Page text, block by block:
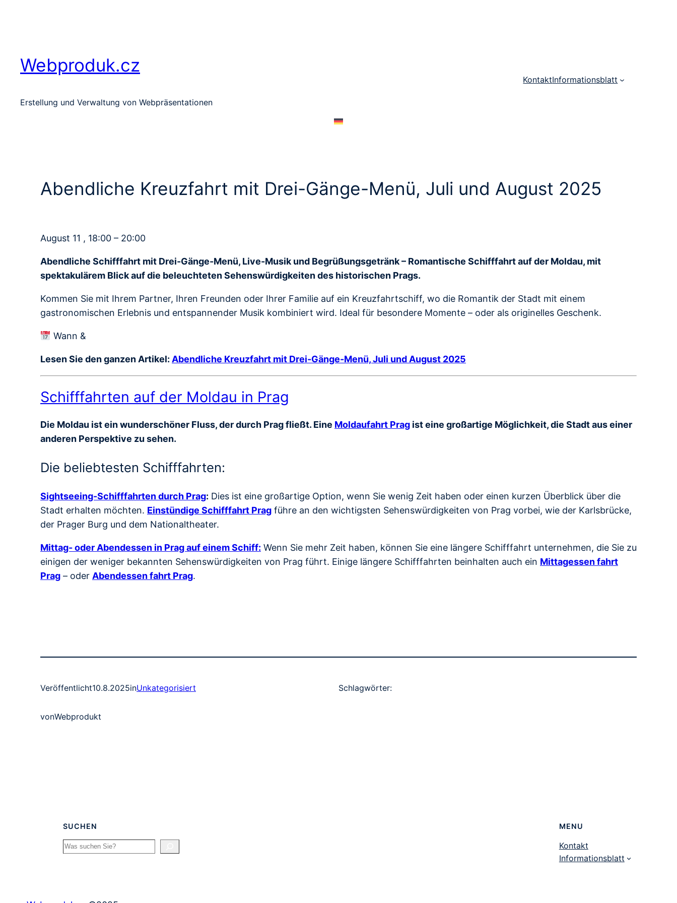
Webproduk.cz
Erstellung und Verwaltung von Webpräsentationen
KontaktInformationsblatt
Abendliche Kreuzfahrt mit Drei-Gänge-Menü, Juli und August 2025
August 11 , 18:00 – 20:00
Abendliche Schifffahrt mit Drei-Gänge-Menü, Live-Musik und Begrüßungsgetränk – Romantische Schifffahrt auf der Moldau, mit
spektakulärem Blick auf die beleuchteten Sehenswürdigkeiten des historischen Prags.
Kommen Sie mit Ihrem Partner, Ihren Freunden oder Ihrer Familie auf ein Kreuzfahrtschiff, wo die Romantik der Stadt mit einem
gastronomischen Erlebnis und entspannender Musik kombiniert wird. Ideal für besondere Momente – oder als originelles Geschenk.
Wann &
Lesen Sie den ganzen Artikel: Abendliche Kreuzfahrt mit Drei-Gänge-Menü, Juli und August 2025
Schifffahrten auf der Moldau in Prag
Die Moldau ist ein wunderschöner Fluss, der durch Prag fließt. Eine Moldaufahrt Prag ist eine großartige Möglichkeit, die Stadt aus einer
anderen Perspektive zu sehen.
Die beliebtesten Schifffahrten:
Sightseeing-Schifffahrten durch Prag: Dies ist eine großartige Option, wenn Sie wenig Zeit haben oder einen kurzen Überblick über die
Stadt erhalten möchten. Einstündige Schifffahrt Prag führe an den wichtigsten Sehenswürdigkeiten von Prag vorbei, wie der Karlsbrücke,
der Prager Burg und dem Nationaltheater.
Mittag- oder Abendessen in Prag auf einem Schiff: Wenn Sie mehr Zeit haben, können Sie eine längere Schifffahrt unternehmen, die Sie zu
einigen der weniger bekannten Sehenswürdigkeiten von Prag führt. Einige längere Schifffahrten beinhalten auch ein Mittagessen fahrt
Prag – oder Abendessen fahrt Prag.
Veröffentlicht10.8.2025inUnkategorisiert
vonWebprodukt
Schlagwörter:
SUCHEN
Search
MENU
Kontakt
Informationsblatt